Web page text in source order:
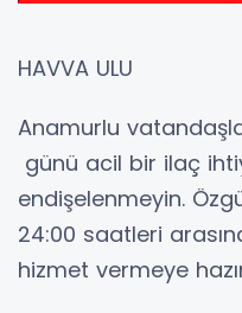
HAVVA ULU
Anamurlu
günü acil bir ilaç
endişelenmeyin.
24:00 saatleri
hizmet vermeye